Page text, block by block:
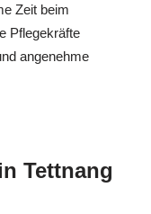
Zeit beim
Pflegekräfte
angenehme
Tettnang